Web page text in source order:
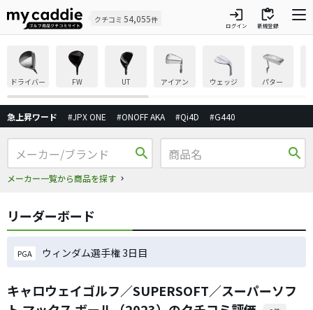
クチコミ 54,055件 login
ログイン
inventory
新規登録
ドライバー FW UT アイアン ウェッジ パター
急上昇ワード #JPX ONE #ONOFF AKA #Qi4D #G440
search
メーカー一覧から商品を探す
search
リーダーボード
PGA ウィンダム選手権 3日目
キャロウェイゴルフ／SUPERSOFT／スーパーソフ